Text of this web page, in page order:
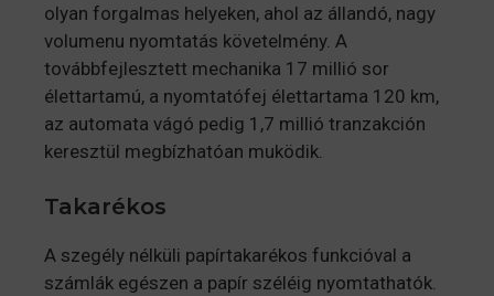
olyan forgalmas helyeken, ahol az állandó, nagy
volumenu nyomtatás követelmény. A
továbbfejlesztett mechanika 17 millió sor
élettartamú, a nyomtatófej élettartama 120 km,
az automata vágó pedig 1,7 millió tranzakción
keresztül megbízhatóan muködik.
Takarékos
A szegély nélküli papírtakarékos funkcióval a
számlák egészen a papír széléig nyomtathatók.